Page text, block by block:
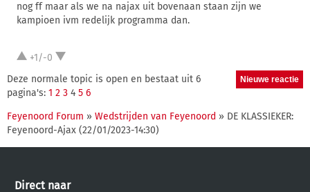
nog ff maar als we na najax uit bovenaan staan zijn we
kampioen ivm redelijk programma dan.
+1/-0
Deze normale topic is open en bestaat uit 6
pagina's: 1 2 3 4 5 6
Feyenoord Forum » Wedstrijden van Feyenoord » DE KLASSIEKER:
Feyenoord-Ajax (22/01/2023-14:30)
Direct naar